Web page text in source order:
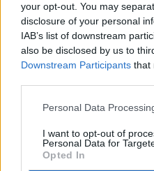
your opt-out. You may
disclosure of your personal
IAB’s list of downstream
also be disclosed by us to
Downstream Participants that
Personal Data
I want to opt-out of
Personal Data for
Opted In
Balconi
3 (20 mq ca.)
Giardino
Comune
Comune
Box auto
Condizioni
Riscaldamento
Centralizzato
Condominio (mese)